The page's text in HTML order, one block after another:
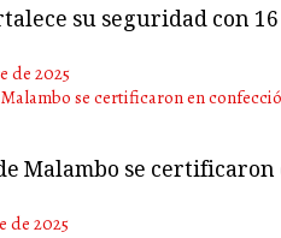
su seguridad con
de 2025
Malambo se
de 2025